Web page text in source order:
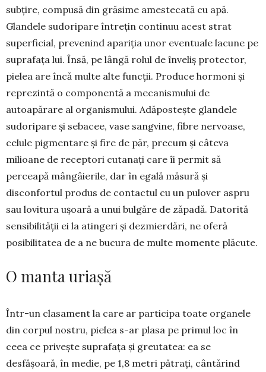
subțire, compusă din grăsime amestecată cu apă.
Glandele sudoripare întrețin continuu acest strat
superficial, prevenind apariția unor eventuale lacune pe
suprafața lui. Însă, pe lângă rolul de în­veliș protector,
pielea are încă multe alte funcții. Produce hormoni și
reprezintă o componentă a me­­­canismului de
autoapărare al organismului. Adă­­postește glandele
sudoripare și sebacee, vase sangvine, fibre nervoase,
celule pigmentare și fire de păr, precum și câteva
milioane de receptori cutanați care îi permit să
perceapă mângâierile, dar în egală măsură și
disconfortul produs de con­tactul cu un pulover aspru
sau lovitura ușoară a unui bul­găre de zăpadă. Datorită
sensibilității ei la atingeri și dezmierdări, ne oferă
posibilitatea de a ne bu­cura de multe momente plăcute.
O manta uriașă
Într-un clasament la care ar participa toate or­ga­nele
din corpul nostru, pielea s-ar plasa pe pri­mul loc în
ceea ce privește suprafața și greutatea: ea se
desfășoară, în medie, pe 1,8 metri pătrați, cântărind